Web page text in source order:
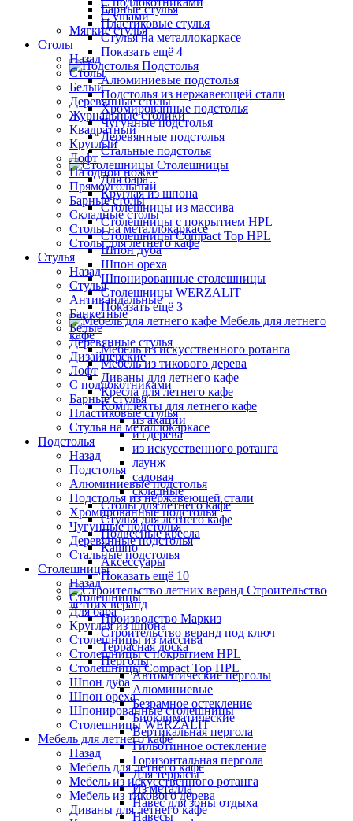
Барные стулья
Пластиковые стулья
Стулья на металлокаркасе
Показать ещё 4
Подстолья
Алюминиевые подстолья
Подстолья из нержавеющей стали
Хромированные подстолья
Чугунные подстолья
Деревянные подстолья
Стальные подстолья
Столешницы
Для бара
Круглая из шпона
Столешницы из массива
Столешницы с покрытием HPL
Столешницы Сompact Top HPL
Шпон дуба
Шпон ореха
Шпонированные столешницы
Столешницы WERZALIT
Показать ещё 3
Мебель для летнего
кафе
Мебель из искусственного ротанга
Мебель из тикового дерева
Диваны для летнего кафе
Кресла для летнего кафе
Комплекты для летнего кафе
из акации
из дерева
из искусственного ротанга
лаунж
садовая
складные
Столы для летнего кафе
Стулья для летнего кафе
Подвесные кресла
Кашпо
Аксессуары
Показать ещё 10
Строительство
летних веранд
Производство Маркиз
Строительство веранд под ключ
Террасная доска
Перголы
Автоматические перголы
Алюминиевые
Безрамное остекление
Биоклиматические
Вертикальная пергола
Гильотинное остекление
Горизонтальная пергола
Для террасы
Из металла
Навес для зоны отдыха
Навесы
С ушами
Мягкие стулья
Столы
Назад
Столы
Белый
Деревянные столы
Журнальные столики
Квадратный
Круглый
Лофт
На одной ножке
Прямоугольный
Барные столы
Складные столы
Столы на металлокаркасе
Столы для летнего кафе
Стулья
Назад
Стулья
Антивандальные
Банкетные
Белые
Деревянные стулья
Дизайнерские
Лофт
С подлокотниками
Барные стулья
Пластиковые стулья
Стулья на металлокаркасе
Подстолья
Назад
Подстолья
Алюминиевые подстолья
Подстолья из нержавеющей стали
Хромированные подстолья
Чугунные подстолья
Деревянные подстолья
Стальные подстолья
Столешницы
Назад
Столешницы
Для бара
Круглая из шпона
Столешницы из массива
Столешницы с покрытием HPL
Столешницы Сompact Top HPL
Шпон дуба
Шпон ореха
Шпонированные столешницы
Столешницы WERZALIT
Мебель для летнего кафе
Назад
Мебель для летнего кафе
Мебель из искусственного ротанга
Мебель из тикового дерева
Диваны для летнего кафе